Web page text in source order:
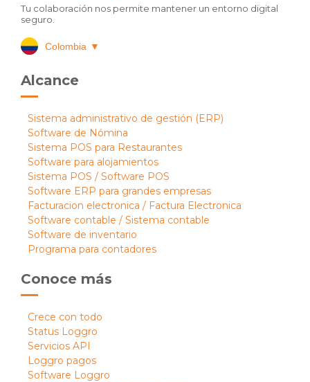
Tu colaboración nos permite mantener un entorno digital
seguro.
Colombia ▼
Alcance
Sistema administrativo de gestión (ERP)
Software de Nómina
Sistema POS para Restaurantes
Software para alojamientos
Sistema POS / Software POS
Software ERP para grandes empresas
Facturacion electronica / Factura Electronica
Software contable / Sistema contable
Software de inventario
Programa para contadores
Conoce más
Crece con todo
Status Loggro
Servicios API
Loggro pagos
Software Loggro